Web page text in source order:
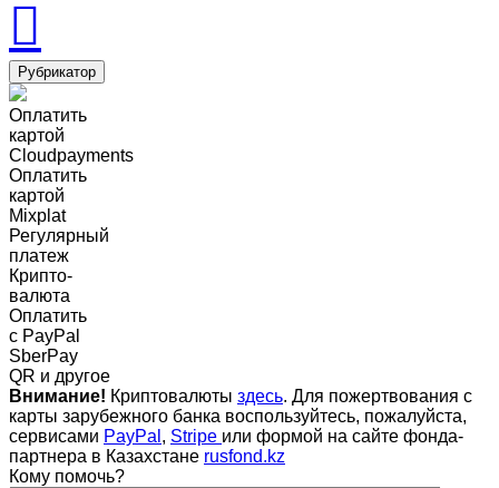
Рубрикатор
Оплатить
картой
Cloudpayments
Оплатить
картой
Mixplat
Регулярный
платеж
Крипто-
валюта
Оплатить
c PayPal
SberPay
QR и другое
Внимание! Криптовалюты здесь. Для пожертвования с
карты зарубежного банка воспользуйтесь, пожалуйста,
сервисами PayPal , Stripe или формой на сайте фонда-
партнера в Казахстане rusfond.kz
Кому помочь?